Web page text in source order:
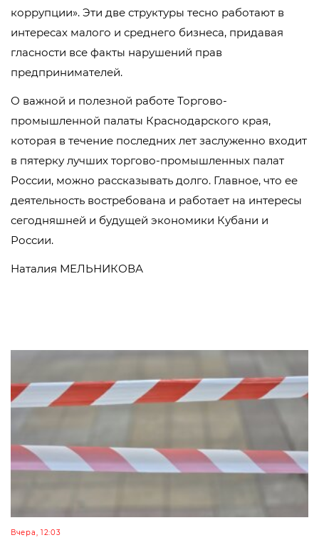
коррупции». Эти две структуры тесно работают в
интересах малого и среднего бизнеса, придавая
гласности все факты нарушений прав
предпринимателей.
О важной и полезной работе Торгово-
промышленной палаты Краснодарского края,
которая в течение последних лет заслуженно входит
в пятерку лучших торгово-промышленных палат
России, можно рассказывать долго. Главное, что ее
деятельность востребована и работает на интересы
сегодняшней и будущей экономики Кубани и
России.
Наталия МЕЛЬНИКОВА
Вчера, 12:03